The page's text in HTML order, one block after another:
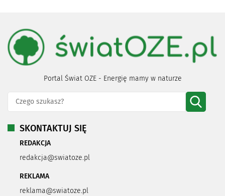
Portal Świat OZE - Energię mamy w naturze
SKONTAKTUJ SIĘ
REDAKCJA
redakcja@swiatoze.pl
REKLAMA
reklama@swiatoze.pl